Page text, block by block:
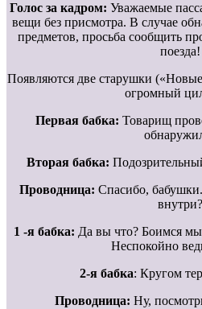
Голос за кадром: Уважаемые
вещи без присмотра. В случае
предметов, просьба сообщить
поезда!
Появляются две старушки
огромный
Первая бабка: Товарищ
Вторая бабка:
Проводница: Спасибо,
внутри?
1 -я бабка: Да вы что? Боимся
Неспокойно
2-я бабка: Кругом
Проводница: Ну,